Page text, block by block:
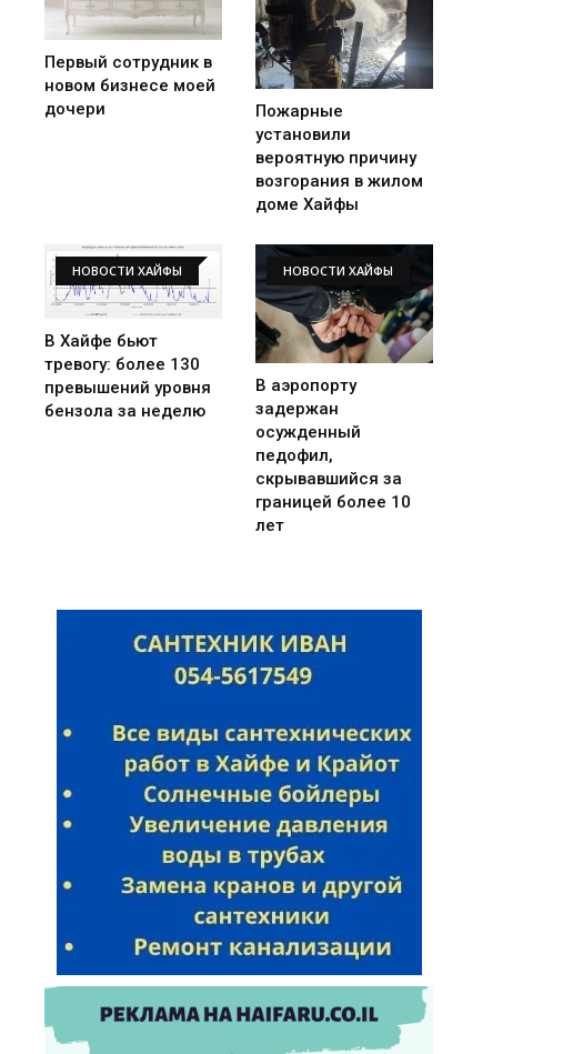
Первый сотрудник в
новом бизнесе моей
дочери
Пожарные
установили
вероятную причину
возгорания в жилом
доме Хайфы
НОВОСТИ ХАЙФЫ
В Хайфе бьют
тревогу: более 130
превышений уровня
бензола за неделю
НОВОСТИ ХАЙФЫ
В аэропорту
задержан
осужденный
педофил,
скрывавшийся за
границей более 10
лет